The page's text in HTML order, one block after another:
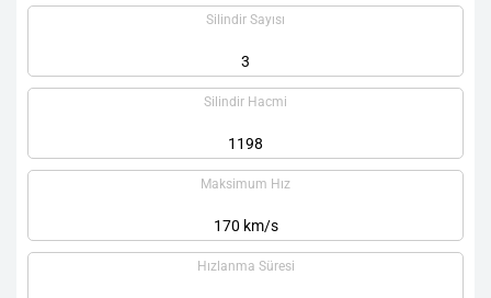
Silindir Sayısı
3
Silindir Hacmi
1198
Maksimum Hız
170 km/s
Hızlanma Süresi